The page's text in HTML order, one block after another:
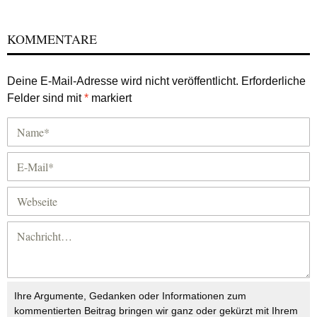
KOMMENTARE
Deine E-Mail-Adresse wird nicht veröffentlicht. Erforderliche
Felder sind mit* markiert
Ihre Argumente, Gedanken oder Informationen zum
kommentierten Beitrag bringen wir ganz oder gekürzt mit Ihrem